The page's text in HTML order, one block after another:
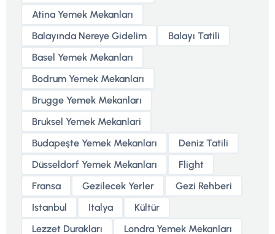
Atina Yemek Mekanları
Balayında Nereye Gidelim
Balayı Tatili
Basel Yemek Mekanları
Bodrum Yemek Mekanları
Brugge Yemek Mekanları
Bruksel Yemek Mekanlari
Budapeşte Yemek Mekanları
Deniz Tatili
Düsseldorf Yemek Mekanları
Flight
Fransa
Gezilecek Yerler
Gezi Rehberi
Istanbul
Italya
Kültür
Lezzet Durakları
Londra Yemek Mekanları